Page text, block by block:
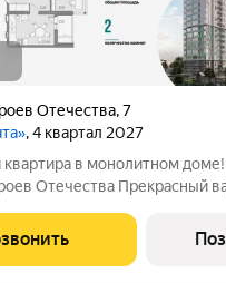
Отечества,7
, 4 квартал 2027
квартира в монолитном
Отечества Прекрасный
Для тех, кто любит
жилую